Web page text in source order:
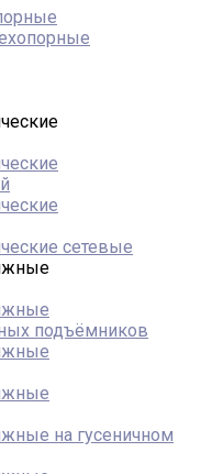
сетевые
подъёмников
на гусеничном